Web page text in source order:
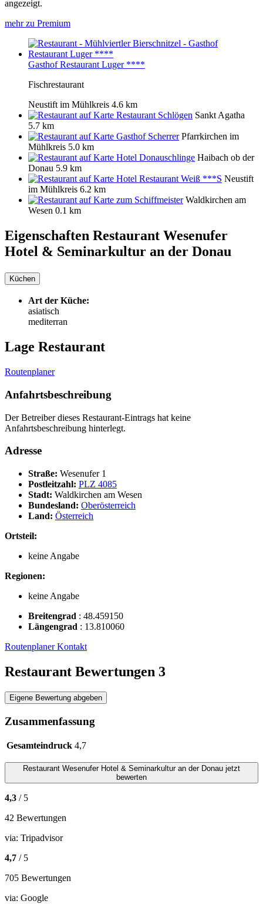
angezeigt.
mehr zu Premium
Gasthof Restaurant Luger ****
Fischrestaurant
Neustift im Mühlkreis 4.6 km
Restaurant Schlögen Sankt Agatha
5.7 km
Gasthof Scherrer Pfarrkirchen im
Mühlkreis 5.0 km
Hotel Donauschlinge Haibach ob der
Donau 5.9 km
Hotel Restaurant Weiß ***S Neustift
im Mühlkreis 6.2 km
zum Schiffmeister Waldkirchen am
Wesen 0.1 km
Eigenschaften Restaurant Wesenufer
Hotel & Seminarkultur an der Donau
Küchen
Art der Küche:
asiatisch
mediterran
Lage Restaurant
Routenplaner
Anfahrtsbeschreibung
Der Betreiber dieses Restaurant-Eintrags hat keine
Anfahrtsbeschreibung hinterlegt.
Adresse
Straße: Wesenufer 1
Postleitzahl: PLZ 4085
Stadt: Waldkirchen am Wesen
Bundesland: Oberösterreich
Land: Österreich
Ortsteil:
keine Angabe
Regionen:
keine Angabe
Breitengrad : 48.459150
Längengrad : 13.810060
RoutenplanerKontakt
Restaurant Bewertungen 3
Eigene Bewertung abgeben
Zusammenfassung
Gesamteindruck 4,7
Restaurant Wesenufer Hotel & Seminarkultur an der Donau jetzt
bewerten
4,3 / 5
42 Bewertungen
via: Tripadvisor
4,7 / 5
705 Bewertungen
via: Google